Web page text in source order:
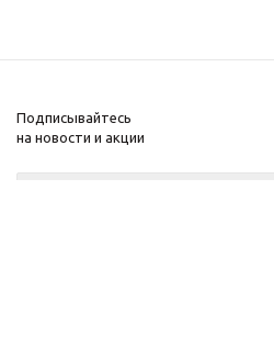
Подписывайтесь
на новости и акции